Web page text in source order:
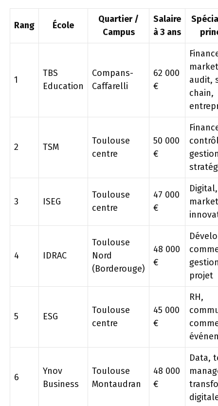
Rang École
Quartier /
Campus
Salaire
à 3 ans
1
TBS
Education
Compans-
Caffarelli
62 000
€
audit,
chain,
2 TSM
Toulouse
centre
50 000
€
3 ISEG
Toulouse
centre
47 000
€
Digital,
4 IDRAC
Toulouse
Nord
(Borderouge)
48 000
€
projet
5 ESG
Toulouse
centre
45 000
€
RH,
6
Ynov
Business
Toulouse
Montaudran
48 000
€
Data,